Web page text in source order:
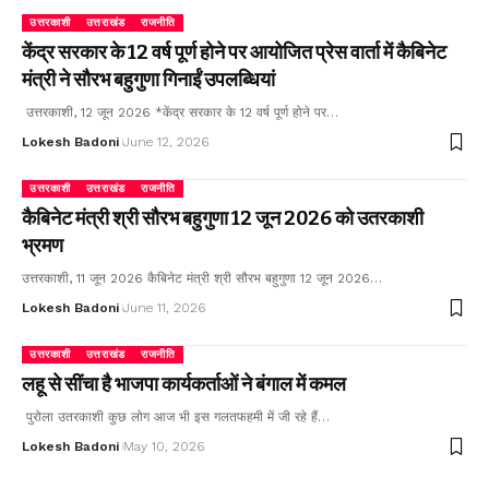
उत्तरकाशी उत्तराखंड राजनीति
केंद्र सरकार के 12 वर्ष पूर्ण होने पर आयोजित प्रेस वार्ता में कैबिनेट
मंत्री ने सौरभ बहुगुणा गिनाईं उपलब्धियां
उत्तरकाशी, 12 जून 2026 *केंद्र सरकार के 12 वर्ष पूर्ण होने पर…
Lokesh Badoni June 12, 2026
उत्तरकाशी उत्तराखंड राजनीति
कैबिनेट मंत्री श्री सौरभ बहुगुणा 12 जून 2026 को उतरकाशी
भ्रमण
उत्तरकाशी, 11 जून 2026 कैबिनेट मंत्री श्री सौरभ बहुगुणा 12 जून 2026…
Lokesh Badoni June 11, 2026
उत्तरकाशी उत्तराखंड राजनीति
लहू से सींचा है भाजपा कार्यकर्ताओं ने बंगाल में कमल
पुरोला उतरकाशी कुछ लोग आज भी इस गलतफहमी में जी रहे हैं…
Lokesh Badoni May 10, 2026